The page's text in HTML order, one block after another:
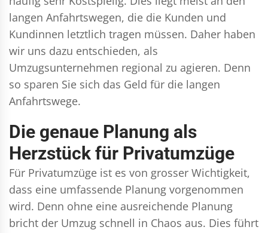
langen Anfahrtswegen, die die Kunden und
Kundinnen letztlich tragen müssen. Daher haben
wir uns dazu entschieden, als
Umzugsunternehmen regional zu agieren. Denn
so sparen Sie sich das Geld für die langen
Anfahrtswege.
Die genaue Planung als
Herzstück für Privatumzüge
Für Privatumzüge ist es von grosser Wichtigkeit,
dass eine umfassende Planung vorgenommen
wird. Denn ohne eine ausreichende Planung
bricht der Umzug schnell in Chaos aus. Dies führt